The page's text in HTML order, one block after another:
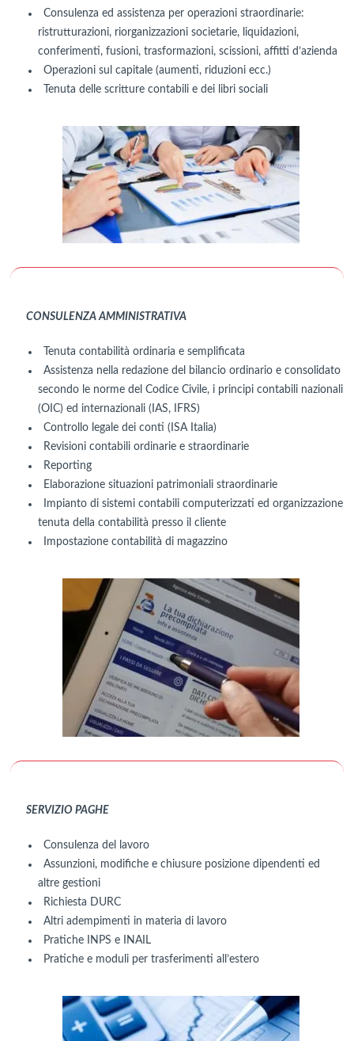
Consulenza ed assistenza per operazioni straordinarie:
ristrutturazioni, riorganizzazioni societarie, liquidazioni,
conferimenti, fusioni, trasformazioni, scissioni, affitti d’azienda
Operazioni sul capitale (aumenti, riduzioni ecc.)
Tenuta delle scritture contabili e dei libri sociali
CONSULENZA AMMINISTRATIVA
Tenuta contabilità ordinaria e semplificata
Assistenza nella redazione del bilancio ordinario e consolidato
secondo le norme del Codice Civile, i principi contabili nazionali
(OIC) ed internazionali (IAS, IFRS)
Controllo legale dei conti (ISA Italia)
Revisioni contabili ordinarie e straordinarie
Reporting
Elaborazione situazioni patrimoniali straordinarie
Impianto di sistemi contabili computerizzati ed organizzazione
tenuta della contabilità presso il cliente
Impostazione contabilità di magazzino
SERVIZIO PAGHE
Consulenza del lavoro
Assunzioni, modifiche e chiusure posizione dipendenti ed
altre gestioni
Richiesta DURC
Altri adempimenti in materia di lavoro
Pratiche INPS e INAIL
Pratiche e moduli per trasferimenti all’estero